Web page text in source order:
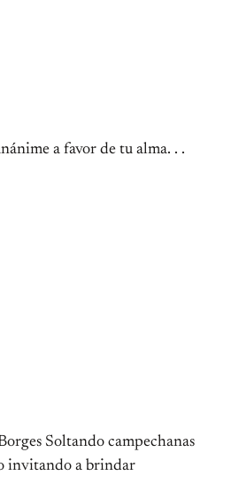
a favor de tu alma. . .
Soltando campechanas
invitando a brindar